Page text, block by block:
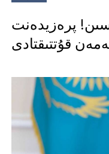
پرەزيدەنت
قۇتتىقتادى